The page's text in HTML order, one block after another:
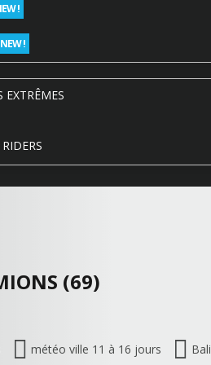
!
NEW !
(69)
météo ville 11 à 16 jours